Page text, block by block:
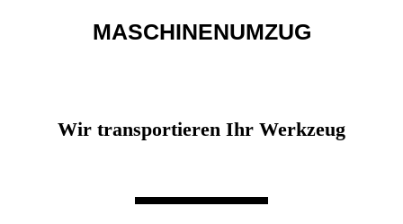
MASCHINENUMZUG
Wir transportieren Ihr Werkzeug